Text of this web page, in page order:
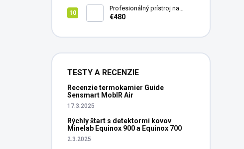
Profesionálný prístroj na
vedenie vŕtania Laserliner
€480
TESTY A RECENZIE
Recenzie termokamier Guide
Sensmart MobIR Air
17.3.2025
Rýchly štart s detektormi kovov
Minelab Equinox 900 a Equinox 700
2.3.2025